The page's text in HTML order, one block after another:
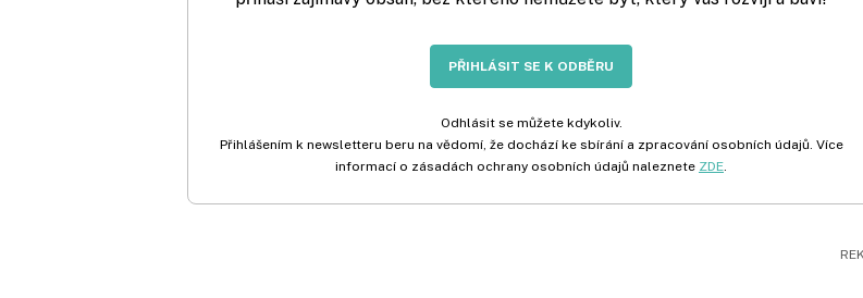
PŘIHLÁSIT SE K ODBĚRU
Odhlásit se můžete kdykoliv.
Přihlášením k newsletteru beru na vědomí, že dochází ke sbírání a zpracování osobních údajů. Více
informací o zásadách ochrany osobních údajů naleznete ZDE